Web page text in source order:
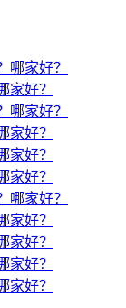
哪家好？
家好？
哪家好？
家好？
家好？
家好？
哪家好？
家好？
家好？
家好？
家好？